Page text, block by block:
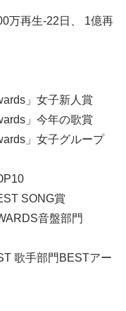
再生‐22日、 1億再
」女子新人賞
」今年の歌賞
」女子グループ
SONG賞
音盤部門
歌手部門BESTアー